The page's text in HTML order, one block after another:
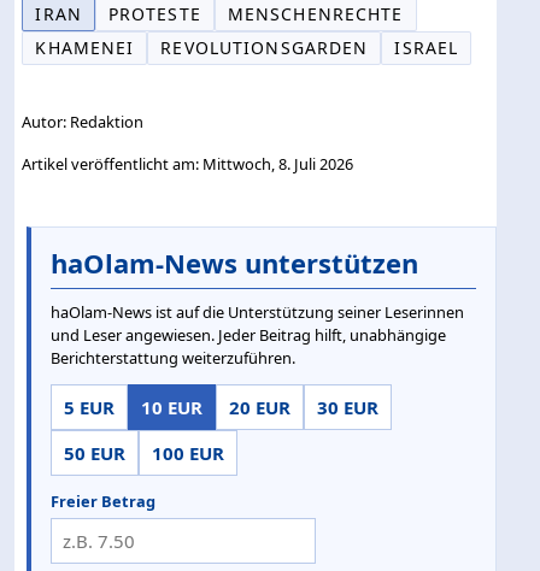
IRAN
PROTESTE
MENSCHENRECHTE
KHAMENEI
REVOLUTIONSGARDEN ISRAEL
Autor: Redaktion
Artikel veröffentlicht am: Mittwoch, 8. Juli 2026
haOlam-News unterstützen
haOlam-News ist auf die Unterstützung seiner Leserinnen
und Leser angewiesen. Jeder Beitrag hilft, unabhängige
Berichterstattung weiterzuführen.
5 EUR 10 EUR 20 EUR
30 EUR
50 EUR
100 EUR
Freier Betrag